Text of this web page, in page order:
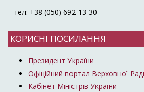
тел: +38 (050) 692-13-30
КОРИСНІ ПОСИЛАННЯ
Президент України
Офіційний портал Верховної
Кабінет Міністрів України